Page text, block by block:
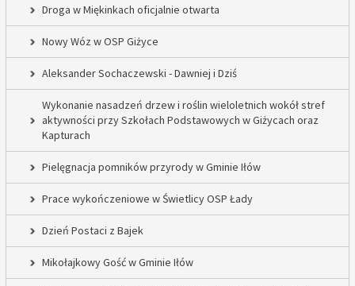
Droga w Miękinkach oficjalnie otwarta
Nowy Wóz w OSP Giżyce
Aleksander Sochaczewski - Dawniej i Dziś
Wykonanie nasadzeń drzew i roślin wieloletnich wokół stref
aktywności przy Szkołach Podstawowych w Giżycach oraz
Kapturach
Pielęgnacja pomników przyrody w Gminie Iłów
Prace wykończeniowe w Świetlicy OSP Łady
Dzień Postaci z Bajek
Mikołajkowy Gość w Gminie Iłów